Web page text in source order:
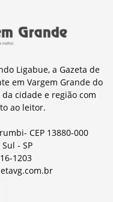
Ligabue, a Gazeta de
em Vargem Grande do
cidade e região com
ao leitor.
CEP 13880-000
- SP
1203